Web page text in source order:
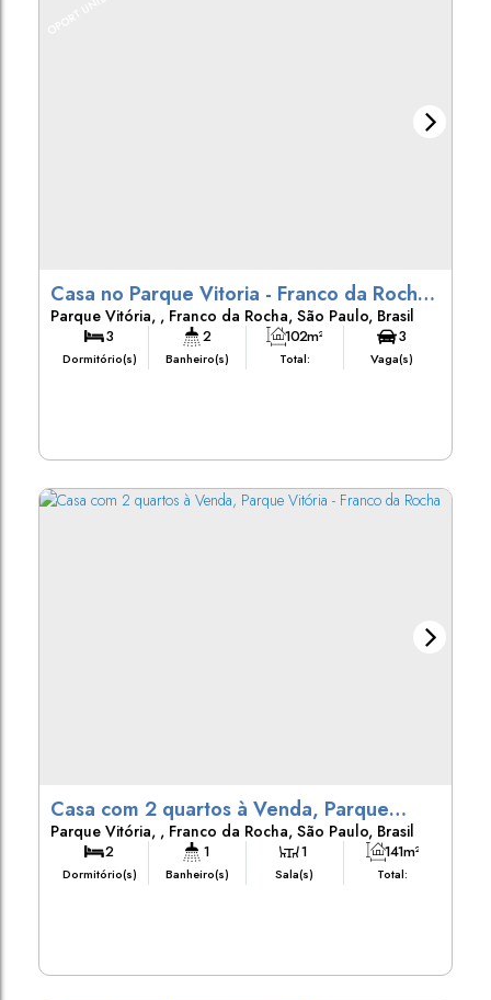
Casa no Parque Vitoria - Franco da Rocha,
SP
Parque Vitória , Franco da Rocha, São Paulo, Brasil
3
Dormitório(s)
2
Banheiro(s) Total:
102m² 3
Vaga(s)
Casa com 2 quartos à Venda, Parque
Vitória - Franco da Rocha
Parque Vitória , Franco da Rocha, São Paulo, Brasil
2
Dormitório(s)
1
Banheiro(s)
1
Sala(s) Total:
141m²